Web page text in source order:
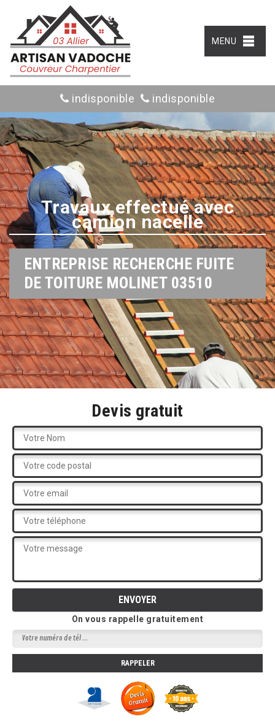
MENU
indisponible indisponible
Travaux effectué avec
camion nacelle
ENTREPRISE RECHERCHE FUITE
DE TOITURE MOLINET 03510
Devis gratuit
On vous rappelle gratuitement